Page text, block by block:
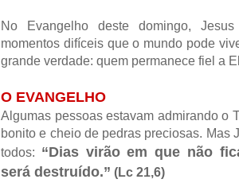
No Evangelho deste domingo,
momentos difíceis que o mundo pode
grande verdade: quem permanece fiel a
O EVANGELHO
Algumas pessoas estavam admirando o
bonito e cheio de pedras preciosas. Mas
todos: “Dias virão em que não
será destruído.” (Lc 21,6)